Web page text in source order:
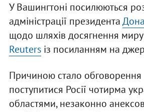
У Вашингтоні посилюються
адміністрації президента
щодо шляхів досягнення миру
Reutersіз посиланням на
Причиною стало обговорення
поступитися Росії чотирма
областями, незаконно